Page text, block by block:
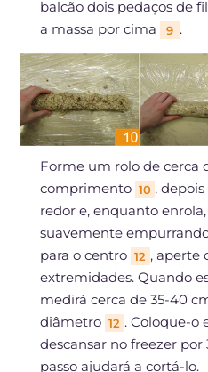
balcão dois pedaços de
a massa por cima
9 .
Forme um rolo de cerca
comprimento 10 ,
redor e, enquanto
suavemente
para o centro 12 , aperte
extremidades. Quando
medirá cerca de 35-40
diâmetro 12 . Coloque-o
descansar no freezer
passo ajudará a cortá-lo.